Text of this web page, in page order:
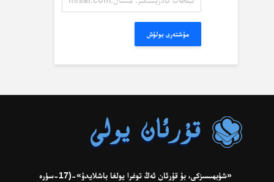
ئادرېسىڭىز.
مۇشتەرى بولۇش
«شۈبھىسىزكى، بۇ قۇرئان ئەڭ توغرا يولغا باشلايدۇ»-(17-سۈرە